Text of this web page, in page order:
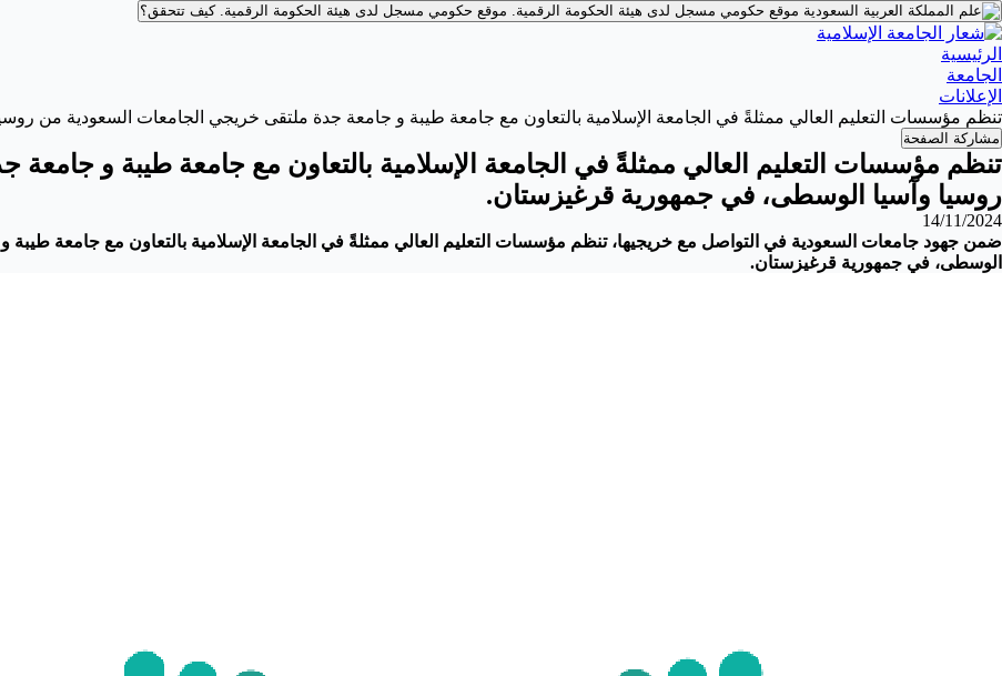
موقع حكومي مسجل لدى هيئة الحكومة الرقمية. موقع حكومي مسجل لدى هيئة الحكومة الرقمية.كيف تتحقق؟
الرئيسية
الجامعة
الإعلانات
تنظم مؤسسات التعليم العالي ممثلةً في الجامعة الإسلامية⁩ بالتعاون مع جامعة طيبة⁩ و جامعة جدة ملتقى خريجي الجامعات السعودية من
مشاركة الصفحة
تنظم مؤسسات التعليم العالي ممثلةً في الجامعة الإسلامية⁩ بالتعاون مع جامعة طيبة⁩ و
روسيا وآسيا الوسطى، في جمهورية قرغيزستان.
14/11/2024
ضمن جهود جامعات السعودية في التواصل مع خريجيها، تنظم مؤسسات التعليم العالي ممثلةً في الجامعة الإسلامية⁩ بالتعاون مع جامعة
الوسطى، في جمهورية قرغيزستان.